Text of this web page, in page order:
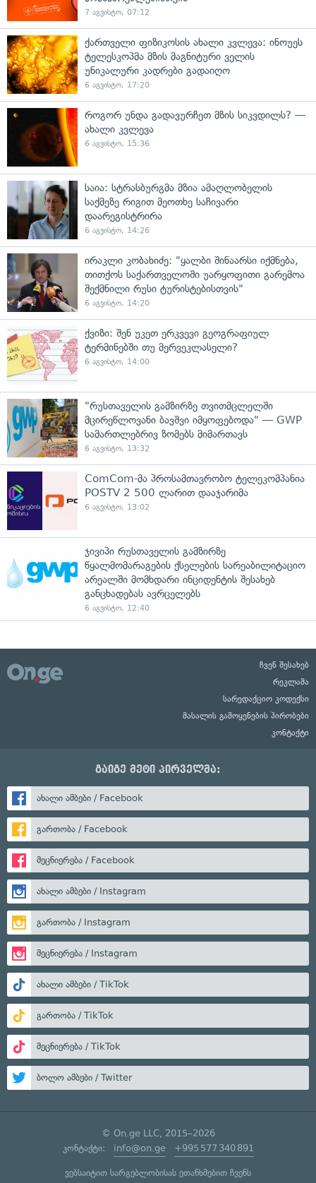
7 აგვისტო, 07:12
ქართველი ფიზიკოსის ახალი კვლევა: ინოუეს
ტელესკოპმა მზის მაგნიტური ველის
უნიკალური კადრები გადაიღო
6 აგვისტო, 17:20
როგორ უნდა გადავურჩეთ მზის სიკვდილს? —
ახალი კვლევა
6 აგვისტო, 15:36
საია: სტრასბურგმა მზია ამაღლობელის
საქმეზე რიგით მეოთხე საჩივარი
დაარეგისტრირა
6 აგვისტო, 14:26
ირაკლი კობახიძე: "ყალბი შინაარსი იქმნება,
თითქოს საქართველოში უარყოფითი გარემოა
შექმნილი რუსი ტურისტებისთვის"
6 აგვისტო, 14:20
ქვიზი: შენ უკეთ ერკვევი გეოგრაფიულ
ტერმინებში თუ მერვეკლასელი?
6 აგვისტო, 14:00
"რუსთაველის გამზირზე თვითმცლელში
მცირეწლოვანი ბავშვი იმყოფებოდა" — GWP
სამართლებრივ ზომებს მიმართავს
6 აგვისტო, 13:32
ComCom-მა პროსამთავრობო ტელეკომპანია
POSTV 2 500 ლარით დააჯარიმა
6 აგვისტო, 13:02
ჯივიპი რუსთაველის გამზირზე
წყალმომარაგების ქსელების სარეაბილიტაციო
არეალში მომხდარი ინციდენტის შესახებ
განცხადებას ავრცელებს
6 აგვისტო, 12:40
ჩვენ შესახებ
რეკლამა
სარედაქციო კოდექსი
მასალის გამოყენების პირობები
კონტაქტი
გაიგე მეტი პირველმა:
ახალი ამბები / Facebook
გართობა / Facebook
მეცნიერება / Facebook
ახალი ამბები / Instagram
გართობა / Instagram
მეცნიერება / Instagram
ახალი ამბები / TikTok
გართობა / TikTok
მეცნიერება / TikTok
ბოლო ამბები / Twitter
© On.ge LLC, 2015–2026
კონტაქტი: info@on.ge +995 577 340 891
ვებსაიტით სარგებლობისას ეთანხმებით ჩვენს